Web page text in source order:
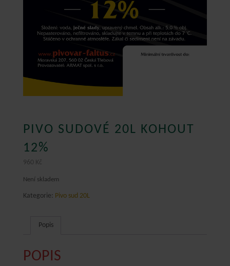
PIVO SUDOVÉ 20L KOHOUT
12%
960 Kč
Není skladem
Kategorie: Pivo sud 20L
Popis
POPIS